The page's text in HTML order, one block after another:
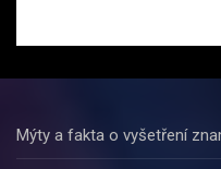
Mýty a fakta o vyšetření